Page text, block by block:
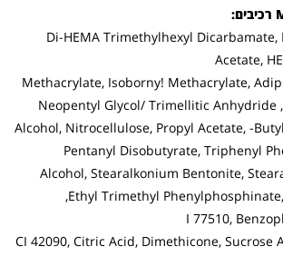
Di-HEMA Trimethylhexyl Dicarbamate,
Acetate,
Methacrylate, Isoborny! Methacrylate,
Neopentyl Glycol/ Trimellitic Anhydride
Alcohol, Nitrocellulose, Propyl Acetate, -
Pentanyl Disobutyrate, Triphenyl
Alcohol, Stearalkonium Bentonite,
Ethyl Trimethyl Phenylphosphinate,
I 77510,
CI 42090, Citric Acid, Dimethicone, Sucrose